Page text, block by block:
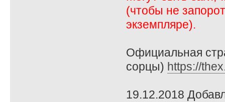
(чтобы не
экземпляре).
Официальная
сорцы) https://
19.12.2018